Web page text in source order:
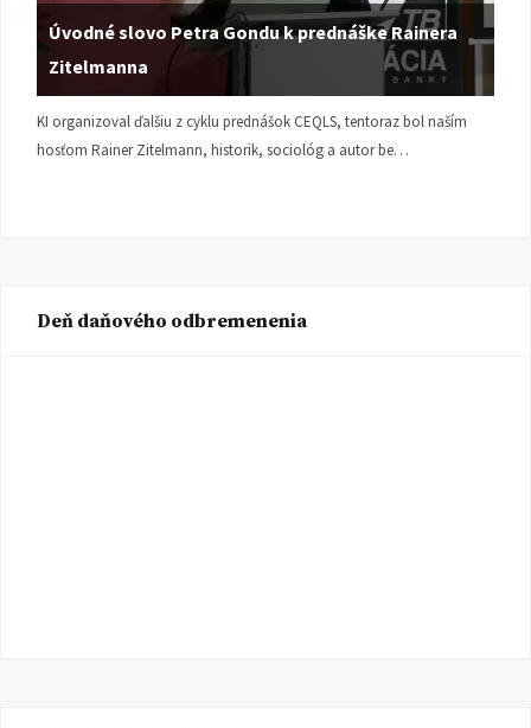
Úvodné slovo Petra Gondu k prednáške Rainera
Zitelmanna
KI organizoval ďalšiu z cyklu prednášok CEQLS, tentoraz bol naším
hosťom Rainer Zitelmann, historik, sociológ a autor be…
Deň daňového odbremenenia